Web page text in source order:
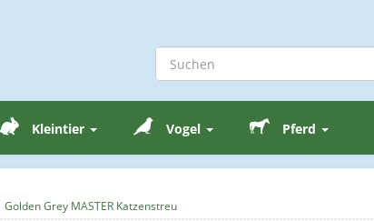
Kleintier Vogel Pferd
Golden Grey MASTER Katzenstreu